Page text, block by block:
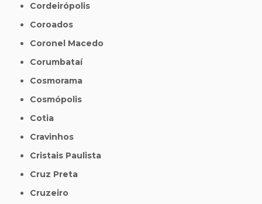
Cordeirópolis
Coroados
Coronel Macedo
Corumbataí
Cosmorama
Cosmópolis
Cotia
Cravinhos
Cristais Paulista
Cruz Preta
Cruzeiro